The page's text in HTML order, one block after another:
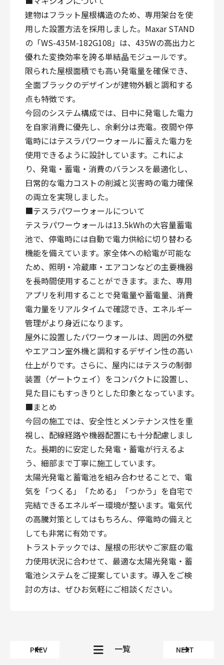
建物はフラット屋根構造のため、専用架台を使
用した設置方法を採用しました。Maxar STAND
の「WS-435M-182G108」は、435Wの高出力と
優れた変換効率を誇る単結晶モジュールです。
限られた屋根面積でも高い発電量を確保でき、
全面ブラックのデザインが建物外観と調和する
点も特徴です。
今回のシステム構成では、日中に発電した電力
を自家消費に優先し、余剰分は売電。夜間や停
電時にはテスラパワーウォールに蓄えた電力を
使用できるように設計しています。これによ
り、発電・蓄電・消費のバランスを最適化し、
日常的な電力コストの削減と災害時の電力確保
の両立を実現しました。
■テスラパワーウォールについて
テスラパワーウォールは13.5kWhの大容量蓄電
池で、停電時には自動で電力供給に切り替わる
機能を備えています。家全体への給電が可能な
ため、照明・冷蔵庫・エアコンなどの主要機器
を長時間使用することができます。また、専用
アプリを利用することで発電量や蓄電量、消費
電力量をリアルタイムで確認でき、エネルギー
管理がより身近になります。
屋外に設置したパワーウォールは、周囲の外壁
やエアコン室外機と調和するデザイン性の高い
仕上がりです。さらに、屋内にはテスラの制御
装置（ゲートウェイ）をコンパクトに設置し、
見た目にもすっきりとした印象となっています。
■まとめ
今回の施工では、安全性とメンテナンス性を重
視し、配線経路や機器配置にも十分配慮しまし
た。長期的に安定した発電・蓄電が行えるよ
う、細部まで丁寧に施工しています。
太陽光発電と蓄電池を組み合わせることで、電
気を「つくる」「ためる」「つかう」を自宅で
完結できるエネルギー環境が整います。電気代
の高騰対策としてはもちろん、停電時の備えと
しても非常に有効です。
トラストテックでは、屋根の形状やご家庭の電
力使用状況に合わせて、最適な太陽光発電・蓄
電池システムをご提案しています。導入をご検
討の方は、ぜひお気軽にご相談ください。
PREV 一覧 NEXT